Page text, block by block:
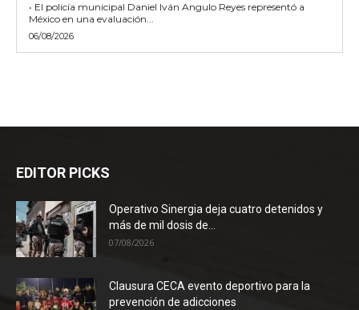
• El policía municipal Daniel Iván Angulo Reyes representó a
México en una evaluación...
06/08/2026
EDITOR PICKS
Operativo Sinergia deja cuatro detenidos y
más de mil dosis de...
07/08/2026
Clausura CECA evento deportivo para la
prevención de adicciones